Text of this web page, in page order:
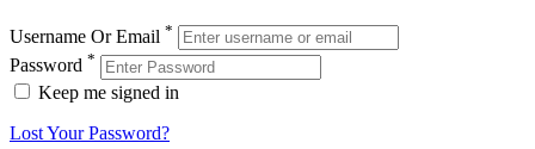
Username Or Email *
Password *
Keep me signed in
Lost Your Password?